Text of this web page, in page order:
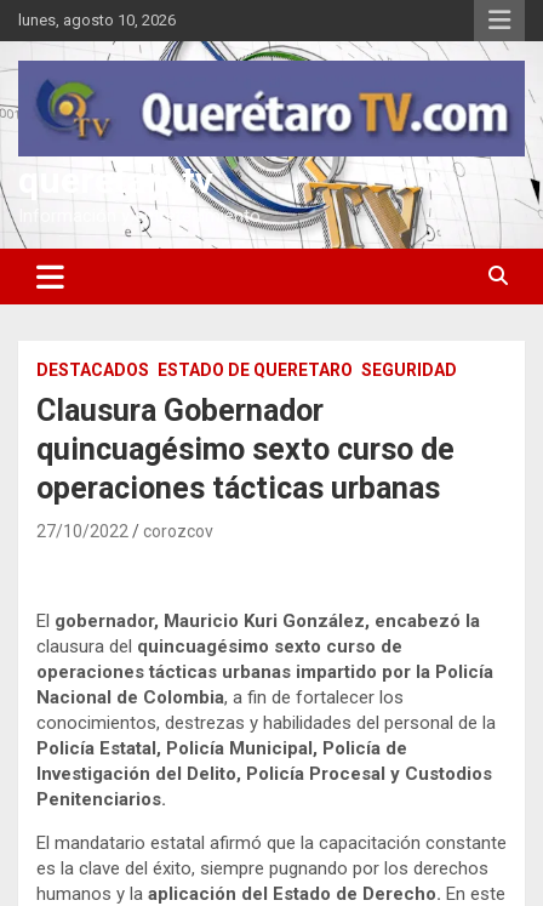
Saltar
al
contenido
lunes, agosto 10, 2026
queretarotv
Información y entretenimiento
DESTACADOS ESTADO DE QUERETARO SEGURIDAD
Clausura Gobernador
quincuagésimo sexto curso de
operaciones tácticas urbanas
27/10/2022 corozcov
El gobernador, Mauricio Kuri González, encabezó la
clausura del quincuagésimo sexto curso de
operaciones tácticas urbanas impartido por la Policía
Nacional de Colombia, a fin de fortalecer los
conocimientos, destrezas y habilidades del personal de la
Policía Estatal, Policía Municipal, Policía de
Investigación del Delito, Policía Procesal y Custodios
Penitenciarios.
El mandatario estatal afirmó que la capacitación constante
es la clave del éxito, siempre pugnando por los derechos
humanos y la aplicación del Estado de Derecho. En este